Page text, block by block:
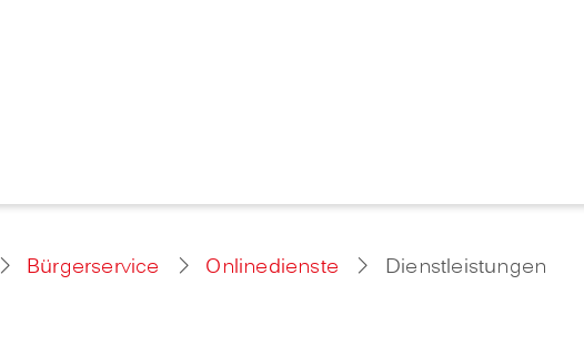
Bürgerservice Onlinedienste Dienstleistungen